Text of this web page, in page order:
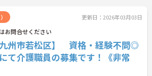
更新日：2026年03月03日
問合せください
九州市若松区】 資格・経験不問◎
て介護職員の募集です！《非常